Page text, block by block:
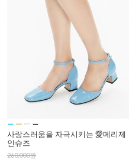
사랑스러움을 자극시키는 愛메리제
인슈즈
260,000원